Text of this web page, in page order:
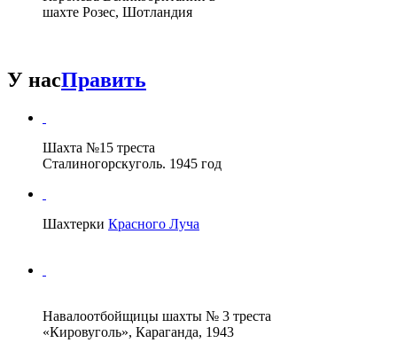
шахте Розес, Шотландия
У насПравить
Шахта №15 треста
Сталиногорскуголь. 1945 год
Шахтерки Красного Луча
Навалоотбойщицы шахты № 3 треста
«Кировуголь», Караганда, 1943